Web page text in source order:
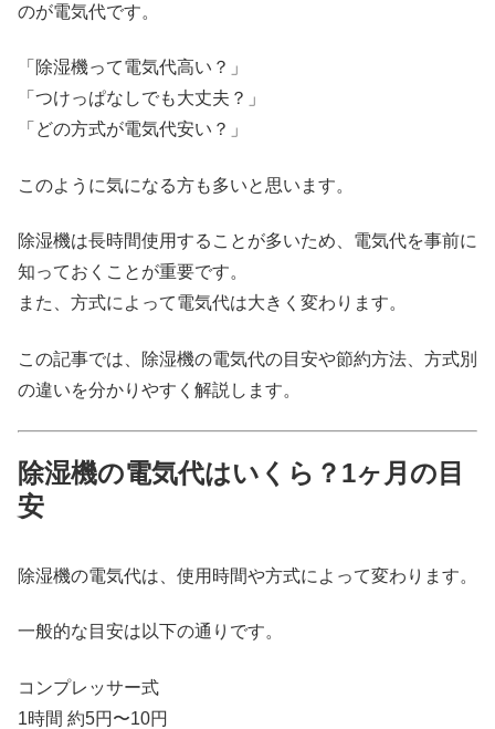
のが電気代です。
「除湿機って電気代高い？」
「つけっぱなしでも大丈夫？」
「どの方式が電気代安い？」
このように気になる方も多いと思います。
除湿機は長時間使用することが多いため、電気代を事前に
知っておくことが重要です。
また、方式によって電気代は大きく変わります。
この記事では、除湿機の電気代の目安や節約方法、方式別
の違いを分かりやすく解説します。
除湿機の電気代はいくら？1ヶ月の目
安
除湿機の電気代は、使用時間や方式によって変わります。
一般的な目安は以下の通りです。
コンプレッサー式
1時間 約5円〜10円